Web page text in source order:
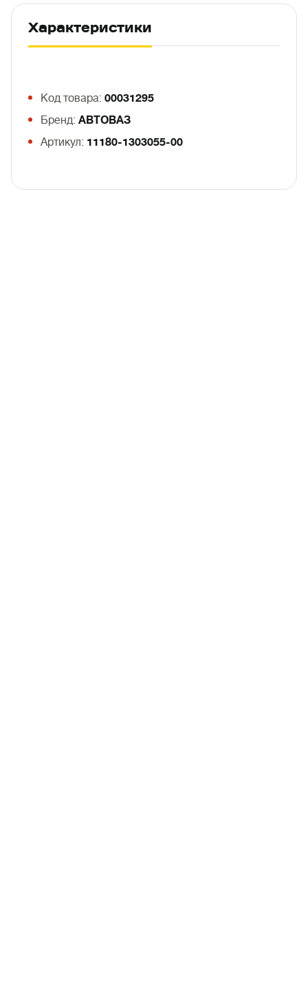
Характеристики
Код товара: 00031295
Бренд: АВТОВАЗ
Артикул: 11180-1303055-00